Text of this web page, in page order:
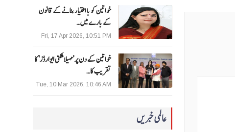
خواتین کو با اختیار بنانے کے قانون
کے بارے میں…
Fri, 17 Apr 2026, 10:51 PM
خواتین کے دن پر ’مہیلا شکتی ایوارڈز‘ کا
تقریب کا…
Tue, 10 Mar 2026, 10:46 AM
عالمی خبریں